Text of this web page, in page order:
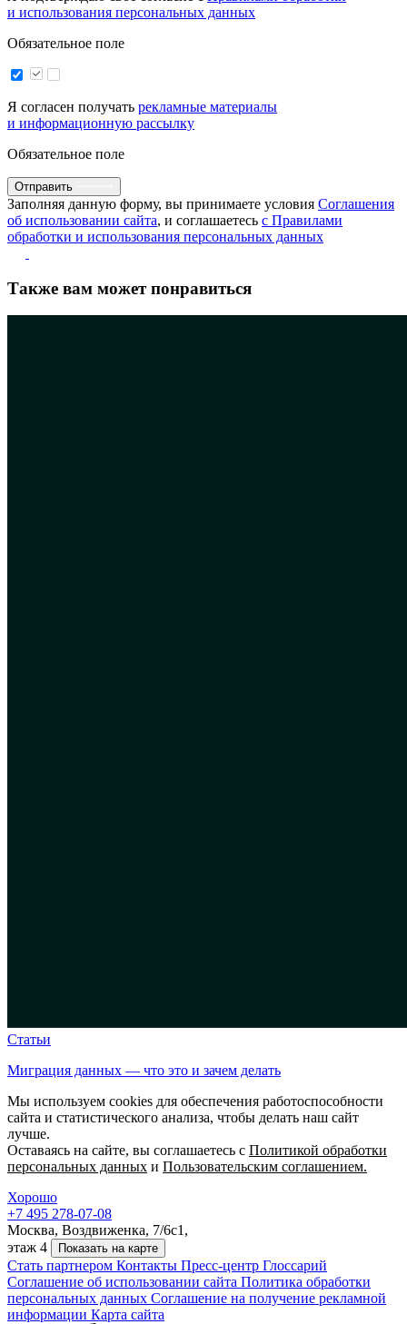
и использования персональных данных
Обязательное поле
Я согласен получать рекламные материалы
и информационную рассылку
Обязательное поле
Отправить
Заполняя данную форму, вы принимаете условия Соглашения
об использовании сайта, и соглашаетесь с Правилами
обработки и использования персональных данных
Также вам может понравиться
Статьи
Миграция данных — что это и зачем делать
Мы используем cookies для обеспечения работоспособности
сайта и статистического анализа, чтобы делать наш сайт
лучше.
Оставаясь на сайте, вы соглашаетесь с Политикой обработки
персональных данных и Пользовательским соглашением.
Хорошо
+7 495 278-07-08
Москва, Воздвиженка, 7/6с1,
этаж 4
Показать на карте
Стать партнером Контакты Пресс-центр Глоссарий
Соглашение об использовании сайта Политика обработки
персональных данных Соглашение на получение рекламной
информации Карта сайта